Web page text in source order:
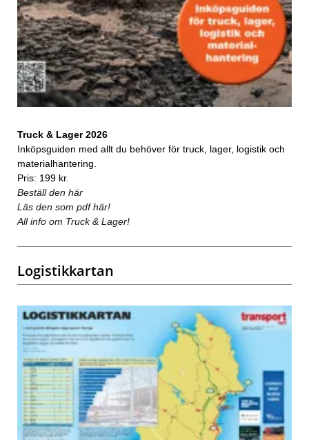
Truck & Lager 2026
Inköpsguiden med allt du behöver för truck, lager, logistik och
materialhantering.
Pris: 199 kr.
Beställ den här
Läs den som pdf här!
All info om Truck & Lager!
Logistikkartan